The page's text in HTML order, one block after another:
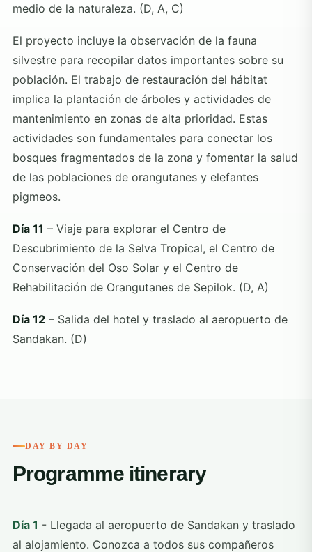
medio de la naturaleza. (D, A, C)
El proyecto incluye la observación de la fauna
silvestre para recopilar datos importantes sobre su
población. El trabajo de restauración del hábitat
implica la plantación de árboles y actividades de
mantenimiento en zonas de alta prioridad. Estas
actividades son fundamentales para conectar los
bosques fragmentados de la zona y fomentar la salud
de las poblaciones de orangutanes y elefantes
pigmeos.
Día 11 – Viaje para explorar el Centro de
Descubrimiento de la Selva Tropical, el Centro de
Conservación del Oso Solar y el Centro de
Rehabilitación de Orangutanes de Sepilok. (D, A)
Día 12 – Salida del hotel y traslado al aeropuerto de
Sandakan. (D)
DAY BY DAY
Programme itinerary
Día 1 - Llegada al aeropuerto de Sandakan y traslado
al alojamiento. Conozca a todos sus compañeros